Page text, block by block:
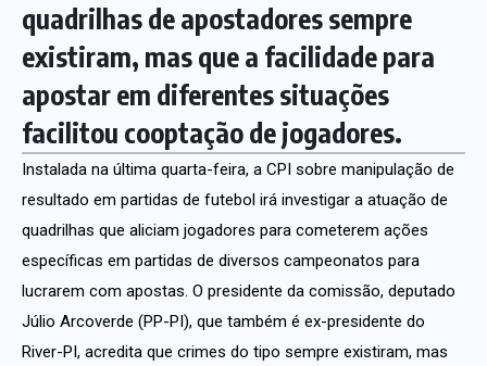
quadrilhas de apostadores sempre
existiram, mas que a facilidade para
apostar em diferentes situações
facilitou cooptação de jogadores.
Instalada na última quarta-feira, a CPI sobre manipulação de
resultado em partidas de futebol irá investigar a atuação de
quadrilhas que aliciam jogadores para cometerem ações
específicas em partidas de diversos campeonatos para
lucrarem com apostas. O presidente da comissão, deputado
Júlio Arcoverde (PP-PI), que também é ex-presidente do
River-PI, acredita que crimes do tipo sempre existiram, mas